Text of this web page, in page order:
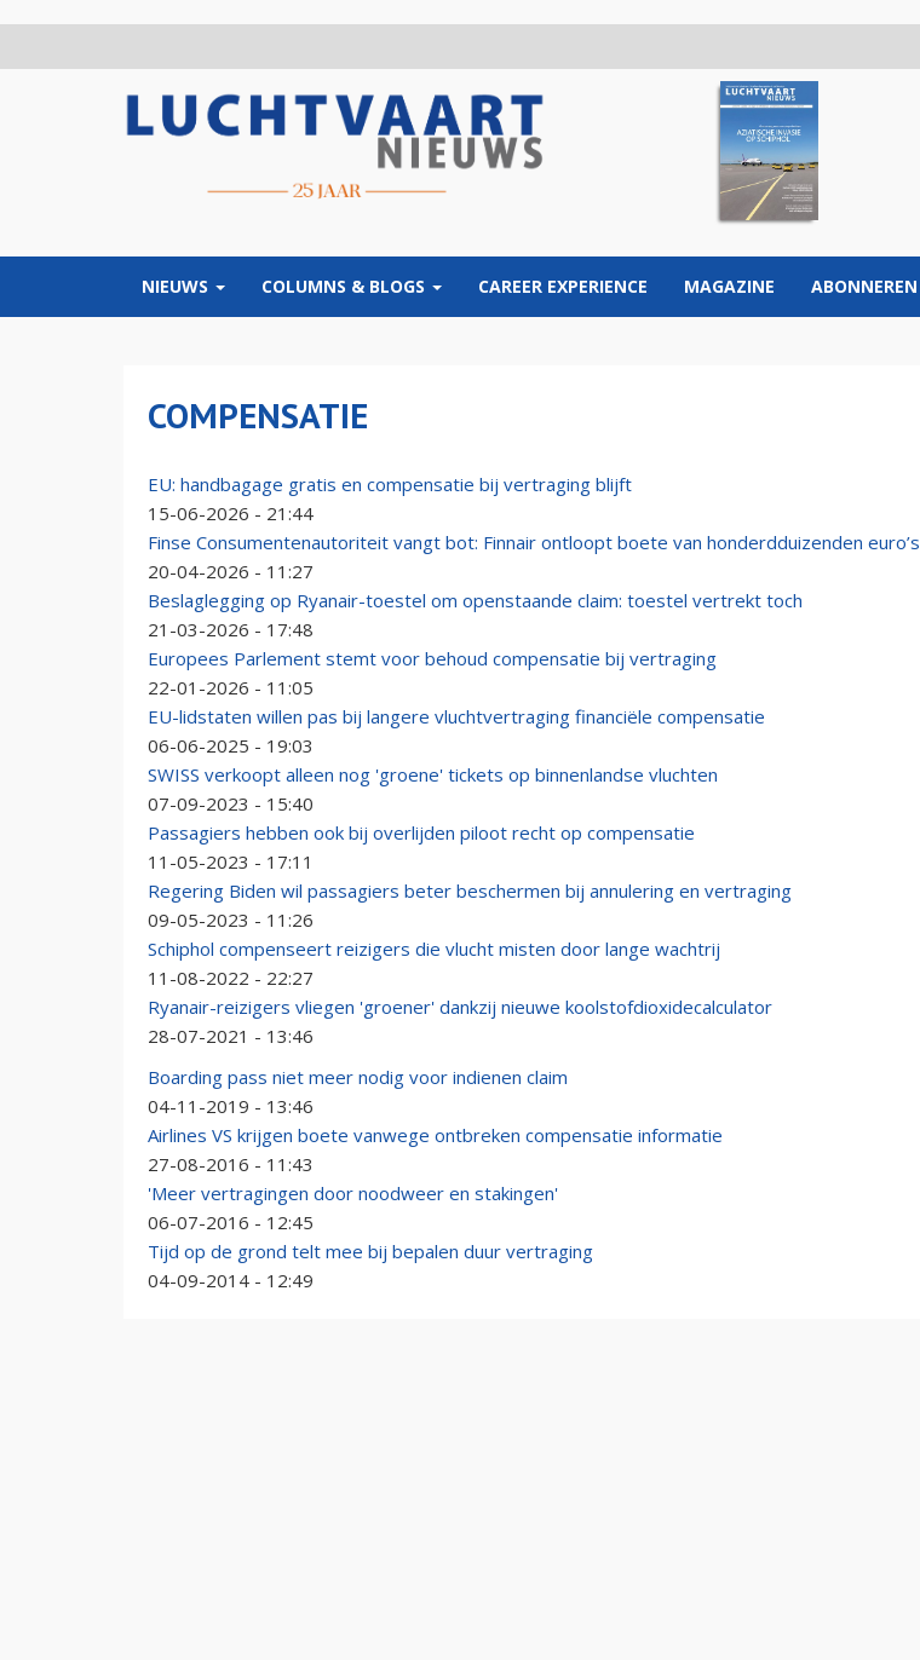
NIEUWS COLUMNS & BLOGS CAREER EXPERIENCE MAGAZINE ABONNEREN
COMPENSATIE
EU: handbagage gratis en compensatie bij vertraging blijft
15-06-2026 - 21:44
Finse Consumentenautoriteit vangt bot: Finnair ontloopt boete van honderdduizenden euro’s
20-04-2026 - 11:27
Beslaglegging op Ryanair-toestel om openstaande claim: toestel vertrekt toch
21-03-2026 - 17:48
Europees Parlement stemt voor behoud compensatie bij vertraging
22-01-2026 - 11:05
EU-lidstaten willen pas bij langere vluchtvertraging financiële compensatie
06-06-2025 - 19:03
SWISS verkoopt alleen nog 'groene' tickets op binnenlandse vluchten
07-09-2023 - 15:40
Passagiers hebben ook bij overlijden piloot recht op compensatie
11-05-2023 - 17:11
Regering Biden wil passagiers beter beschermen bij annulering en vertraging
09-05-2023 - 11:26
Schiphol compenseert reizigers die vlucht misten door lange wachtrij
11-08-2022 - 22:27
Ryanair-reizigers vliegen 'groener' dankzij nieuwe koolstofdioxidecalculator
28-07-2021 - 13:46
Boarding pass niet meer nodig voor indienen claim
04-11-2019 - 13:46
Airlines VS krijgen boete vanwege ontbreken compensatie informatie
27-08-2016 - 11:43
'Meer vertragingen door noodweer en stakingen'
06-07-2016 - 12:45
Tijd op de grond telt mee bij bepalen duur vertraging
04-09-2014 - 12:49